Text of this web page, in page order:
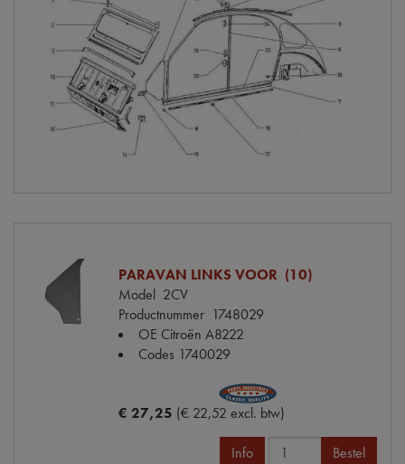
PARAVAN LINKS VOOR (10)
Model 2CV
Productnummer 1748029
OE Citroën A8222
Codes 1740029
€ 27,25 (€ 22,52 excl. btw)
Info Bestel